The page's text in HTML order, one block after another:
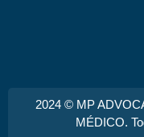
2024 © MP
MÉDICO.